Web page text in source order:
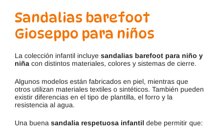
Sandalias barefoot
Gioseppo para niños
La colección infantil incluye sandalias barefoot para niño y
niña con distintos materiales, colores y sistemas de cierre.
Algunos modelos están fabricados en piel, mientras que
otros utilizan materiales textiles o sintéticos. También pueden
existir diferencias en el tipo de plantilla, el forro y la
resistencia al agua.
Una buena sandalia respetuosa infantil debe permitir que: